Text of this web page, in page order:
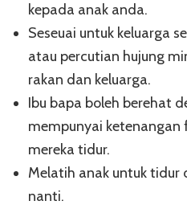
kepada anak anda.
Seseuai untuk keluarga
atau percutian hujung
rakan dan keluarga.
Ibu bapa boleh berehat
mempunyai ketenangan
mereka tidur.
Melatih anak untuk tidur
nanti.